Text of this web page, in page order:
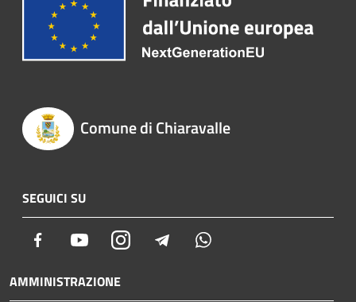
Comune di Chiaravalle
SEGUICI SU
Facebook YoutubeInstagram Telegram
AMMINISTRAZIONE